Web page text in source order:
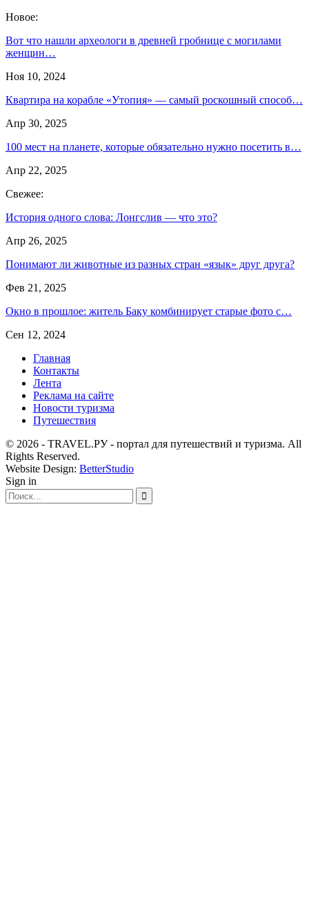
Новое:
Вот что нашли археологи в древней гробнице с могилами
женщин…
Ноя 10, 2024
Квартира на корабле «Утопия» — самый роскошный способ…
Апр 30, 2025
100 мест на планете, которые обязательно нужно посетить в…
Апр 22, 2025
Свежее:
История одного слова: Лонгслив — что это?
Апр 26, 2025
Понимают ли животные из разных стран «язык» друг друга?
Фев 21, 2025
Окно в прошлое: житель Баку комбинирует старые фото с…
Сен 12, 2024
Главная
Контакты
Лента
Реклама на сайте
Новости туризма
Путешествия
© 2026 - TRAVEL.РУ - портал для путешествий и туризма. All
Rights Reserved.
Website Design: BetterStudio
Sign in